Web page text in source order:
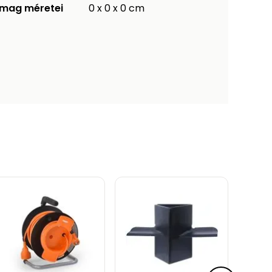
méretei 0 x 0 x 0 cm